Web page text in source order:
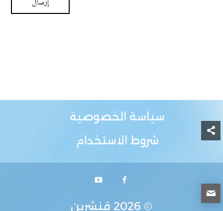
سياسة الخصوصية
شروط الاستخدام
© 2026 قنشرين